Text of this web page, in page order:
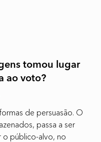
tomou lugar
ao voto?
de persuasão. O
passa a ser
o público-alvo, no